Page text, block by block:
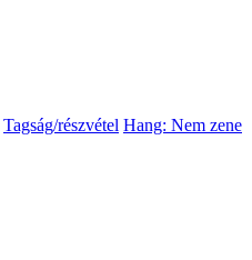
Tagság/részvétel Hang: Nem zene